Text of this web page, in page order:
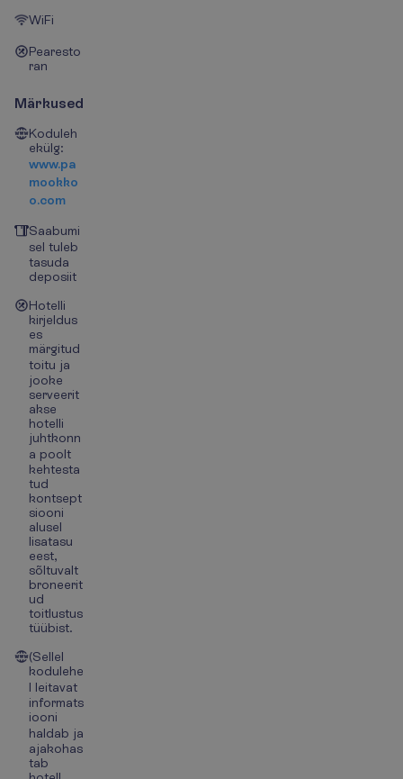
WiFi
Pearesto
ran
Märkused
Koduleh
ekülg:
www.pa
mookko
o.com
Saabumi
sel tuleb
tasuda
deposiit
Hotelli
kirjeldus
es
märgitud
toitu ja
jooke
serveerit
akse
hotelli
juhtkonn
a poolt
kehtesta
tud
kontsept
siooni
alusel
lisatasu
eest,
sõltuvalt
broneerit
ud
toitlustus
tüübist.
(Sellel
kodulehe
l leitavat
informats
iooni
haldab ja
ajakohas
tab